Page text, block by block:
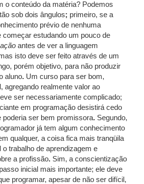
o conteúdo da matéria? Podemos
sob dois ângulos; primeiro, se a
prévio de nenhuma
começar estudando um pouco de
antes de ver a linguagem
isto deve ser feito através de um
porém objetivo, para não produzir
aluno. Um curso para ser bom,
agregando realmente valor ao
ser necessariamente complicado;
em programação desistirá cedo
poderia ser bem promissora. Segundo,
já tem algum conhecimento
qualquer, a coisa fica mais tranqüila
trabalho de aprendizagem e
a profissão. Sim, a conscientização
inicial mais importante; ele deve
programar, apesar de não ser difícil,